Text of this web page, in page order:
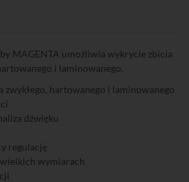
MAGENTA umożliwia wykrycie zbicia
i laminowanego.
zwykłego, hartowanego i laminowanego
dźwięku
regulację
wymiarach